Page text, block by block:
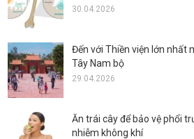
30.04.2026
Đến với Thiền viện lớn nhất
Tây Nam bộ
29.04.2026
Ăn trái cây để bảo vệ phổi
nhiễm không khí